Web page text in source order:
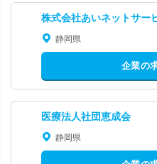
株式会社あいネットサー
静岡県
企業の
医療法人社団恵成会
静岡県